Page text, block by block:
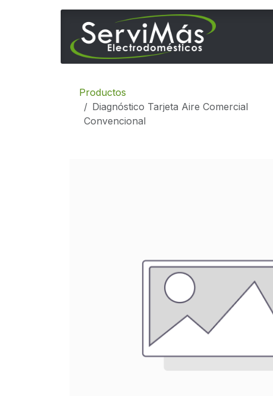
Productos
Diagnóstico Tarjeta Aire Comercial
Convencional